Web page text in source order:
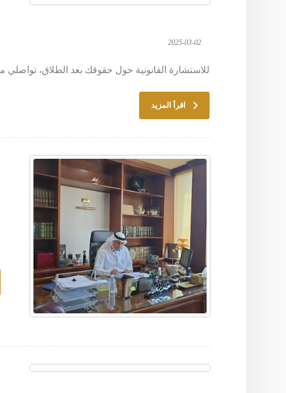
2025-03-02
للاستشارة القانونية حول حقوقك بعد الطلاق، تواصلي مع
اقرأ المزيد